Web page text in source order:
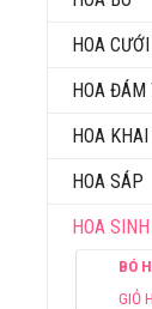
HOA CƯỚI
HOA ĐÁM
HOA
HOA SÁP
HOA
BÓ
GIỎ